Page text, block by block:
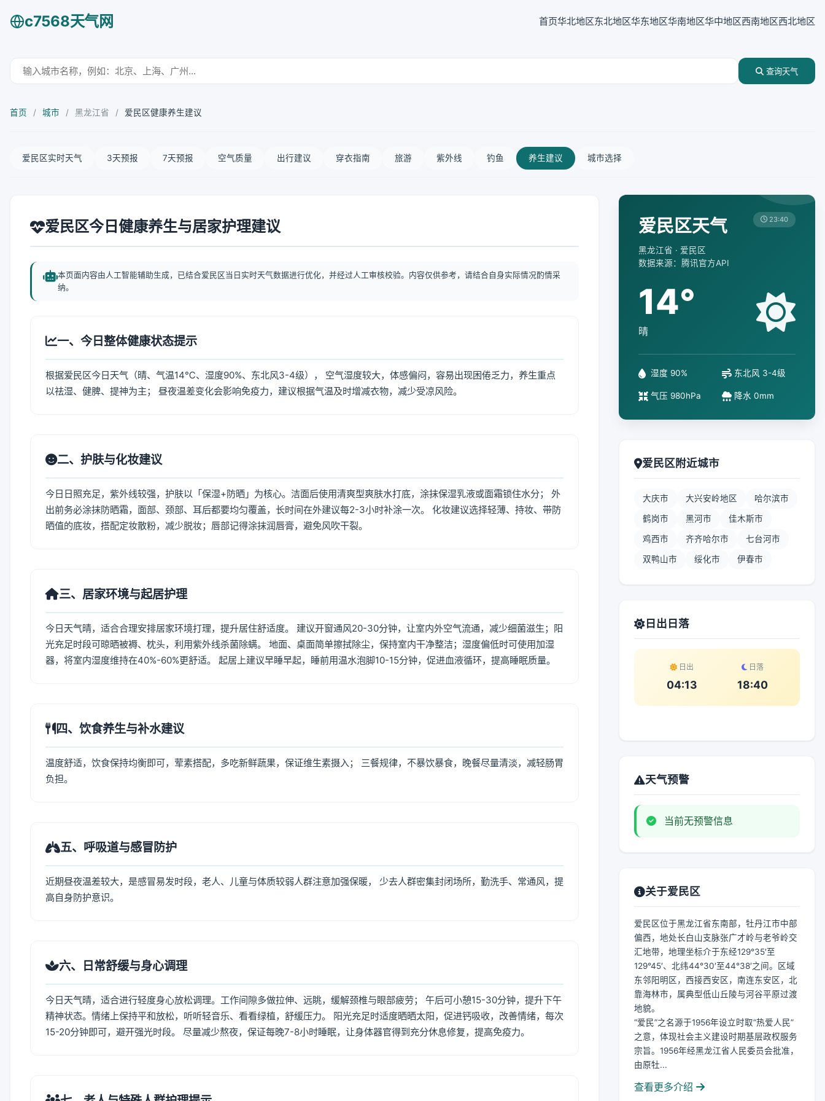
c7568天气网 首页华北地区东北地区华东地区华南地区华中地区西南地区西北地区
查询天气
首页 / 城市 / 黑龙江省 / 爱民区健康养生建议
爱民区实时天气 3天预报 7天预报 空气质量 出行建议 穿衣指南 旅游 紫外线 钓鱼 养生建议 城市选择
爱民区今日健康养生与居家护理建议
本页面内容由人工智能辅助生成，已结合爱民区当日实时天气数据进行优化，并经过人工审核校验。内容仅供参考，请结合自身实际情况酌情采
纳。
一、今日整体健康状态提示
根据爱民区今日天气（晴、气温14℃、湿度90%、东北风3-4级）， 空气湿度较大，体感偏闷，容易出现困倦乏力，养生重点
以祛湿、健脾、提神为主； 昼夜温差变化会影响免疫力，建议根据气温及时增减衣物，减少受凉风险。
二、护肤与化妆建议
今日日照充足，紫外线较强，护肤以「保湿+防晒」为核心。洁面后使用清爽型爽肤水打底，涂抹保湿乳液或面霜锁住水分； 外
出前务必涂抹防晒霜，面部、颈部、耳后都要均匀覆盖，长时间在外建议每2-3小时补涂一次。 化妆建议选择轻薄、持妆、带防
晒值的底妆，搭配定妆散粉，减少脱妆；唇部记得涂抹润唇膏，避免风吹干裂。
三、居家环境与起居护理
今日天气晴，适合合理安排居家环境打理，提升居住舒适度。 建议开窗通风20-30分钟，让室内外空气流通，减少细菌滋生；阳
光充足时段可晾晒被褥、枕头，利用紫外线杀菌除螨。 地面、桌面简单擦拭除尘，保持室内干净整洁；湿度偏低时可使用加湿
器，将室内湿度维持在40%-60%更舒适。 起居上建议早睡早起，睡前用温水泡脚10-15分钟，促进血液循环，提高睡眠质量。
四、饮食养生与补水建议
温度舒适，饮食保持均衡即可，荤素搭配，多吃新鲜蔬果，保证维生素摄入； 三餐规律，不暴饮暴食，晚餐尽量清淡，减轻肠胃
负担。
五、呼吸道与感冒防护
近期昼夜温差较大，是感冒易发时段，老人、儿童与体质较弱人群注意加强保暖， 少去人群密集封闭场所，勤洗手、常通风，提
高自身防护意识。
六、日常舒缓与身心调理
今日天气晴，适合进行轻度身心放松调理。工作间隙多做拉伸、远眺，缓解颈椎与眼部疲劳； 午后可小憩15-30分钟，提升下午
精神状态。情绪上保持平和放松，听听轻音乐、看看绿植，舒缓压力。 阳光充足时适度晒晒太阳，促进钙吸收，改善情绪，每次
15-20分钟即可，避开强光时段。 尽量减少熬夜，保证每晚7-8小时睡眠，让身体器官得到充分休息修复，提高免疫力。
爱民区天气
黑龙江省 · 爱民区
数据来源：腾讯官方API
23:40
14°
晴
湿度 90% 东北风 3-4级
气压 980hPa 降水 0mm
爱民区附近城市
大庆市 大兴安岭地区 哈尔滨市
鹤岗市 黑河市 佳木斯市
鸡西市 齐齐哈尔市 七台河市
双鸭山市 绥化市 伊春市
日出日落
日出
04:13
日落
18:40
天气预警
当前无预警信息
关于爱民区
爱民区位于黑龙江省东南部，牡丹江市中部
偏西，地处长白山支脉张广才岭与老爷岭交
汇地带，地理坐标介于东经129°35′至
129°45′、北纬44°30′至44°38′之间。区域
东邻阳明区，西接西安区，南连东安区，北
靠海林市，属典型低山丘陵与河谷平原过渡
地貌。
“爱民”之名源于1956年设立时取“热爱人民”
之意，体现社会主义建设时期基层政权服务
宗旨。1956年经黑龙江省人民委员会批准，
由原牡...
查看更多介绍